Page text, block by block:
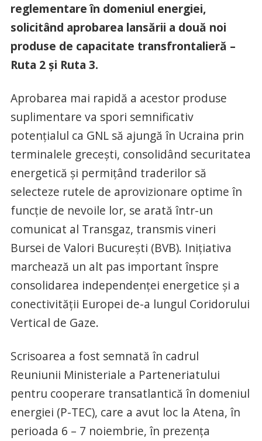
reglementare în domeniul energiei,
solicitând aprobarea lansării a două noi
produse de capacitate transfrontalieră –
Ruta 2 şi Ruta 3.
Aprobarea mai rapidă a acestor produse
suplimentare va spori semnificativ
potenţialul ca GNL să ajungă în Ucraina prin
terminalele greceşti, consolidând securitatea
energetică şi permiţând traderilor să
selecteze rutele de aprovizionare optime în
funcţie de nevoile lor, se arată într-un
comunicat al Transgaz, transmis vineri
Bursei de Valori Bucureşti (BVB). Iniţiativa
marchează un alt pas important înspre
consolidarea independenţei energetice şi a
conectivităţii Europei de-a lungul Coridorului
Vertical de Gaze.
Scrisoarea a fost semnată în cadrul
Reuniunii Ministeriale a Parteneriatului
pentru cooperare transatlantică în domeniul
energiei (P-TEC), care a avut loc la Atena, în
perioada 6 – 7 noiembrie, în prezenţa